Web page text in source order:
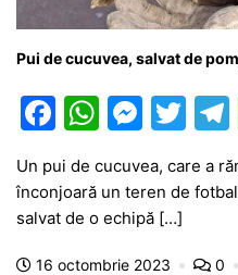
Pui de cucuvea, salvat de
F
a
c
e
b
W
at
s
A
M
s
s
e
T
itt
Un pui de cucuvea, care a
înconjoară un teren de
salvat de o echipă […]
16 octombrie 2023 0